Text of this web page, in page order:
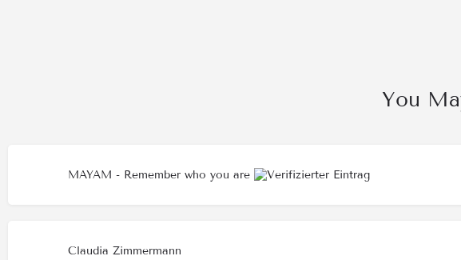
You
MAYAM - Remember who you are
Claudia Zimmermann